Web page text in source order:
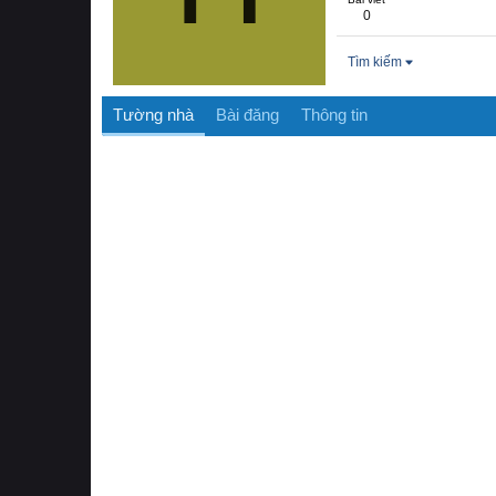
0
Tìm kiếm
Tường nhà Bài đăng Thông tin